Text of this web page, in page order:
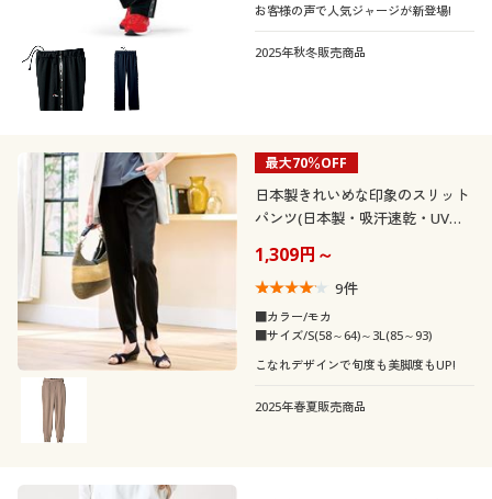
お客様の声で人気ジャージが新登場!
2025年秋冬販売商品
最大70％OFF
日本製きれいめな印象のスリット
パンツ(日本製・吸汗速乾・UVカ
1,309円～
9件
■カラー/モカ
■サイズ/S(58～64)～3L(85～93)
こなれデザインで旬度も美脚度もUP!
2025年春夏販売商品